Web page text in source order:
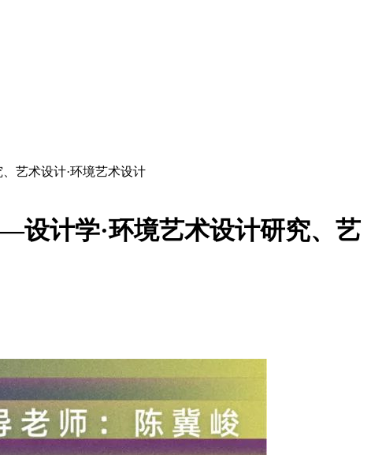
艺术设计·环境艺术设计
设计学·环境艺术设计研究、艺